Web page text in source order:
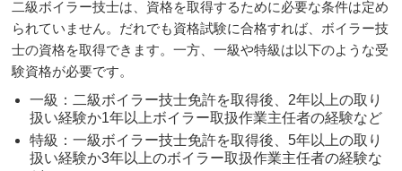
二級ボイラー技士は、資格を取得するために必要な条件は定め
られていません。だれでも資格試験に合格すれば、ボイラー技
士の資格を取得できます。一方、一級や特級は以下のような受
験資格が必要です。
一級：二級ボイラー技士免許を取得後、2年以上の取り
扱い経験か1年以上ボイラー取扱作業主任者の経験など
特級：一級ボイラー技士免許を取得後、5年以上の取り
扱い経験か3年以上のボイラー取扱作業主任者の経験な